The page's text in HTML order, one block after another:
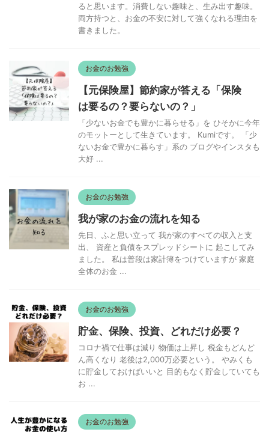
ると思います。消費しない趣味と、生み出す趣味。
両方持つと、お金の不安に対して強くなれる理由を
書きました。
お金のお勉強
【元保険屋】節約家が答える「保険
は要るの？要らないの？」
「少ないお金でも豊かに暮らせる」を ひそかに今年
のモットーとして生きています。 Kumiです。 「少
ないお金で豊かに暮らす」系の ブログやインスタも
大好 ...
お金のお勉強
我が家のお金の流れを知る
先日、ふと思い立って 我が家のすべての収入と支
出、 資産と負債をスプレッドシートに 起こしてみ
ました。 私は普段は家計簿をつけていますが 家庭
全体のお金 ...
お金のお勉強
貯金、保険、投資、どれだけ必要？
コロナ禍で仕事は減り 物価は上昇し 税金もどんど
ん高くなり 老後は2,000万必要という。 やみくも
に貯金しておけばいいと 目的もなく貯金していても
お ...
お金のお勉強